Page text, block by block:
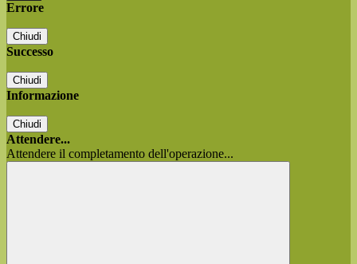
Errore
Chiudi
Successo
Chiudi
Informazione
Chiudi
Attendere...
Attendere il completamento dell'operazione...